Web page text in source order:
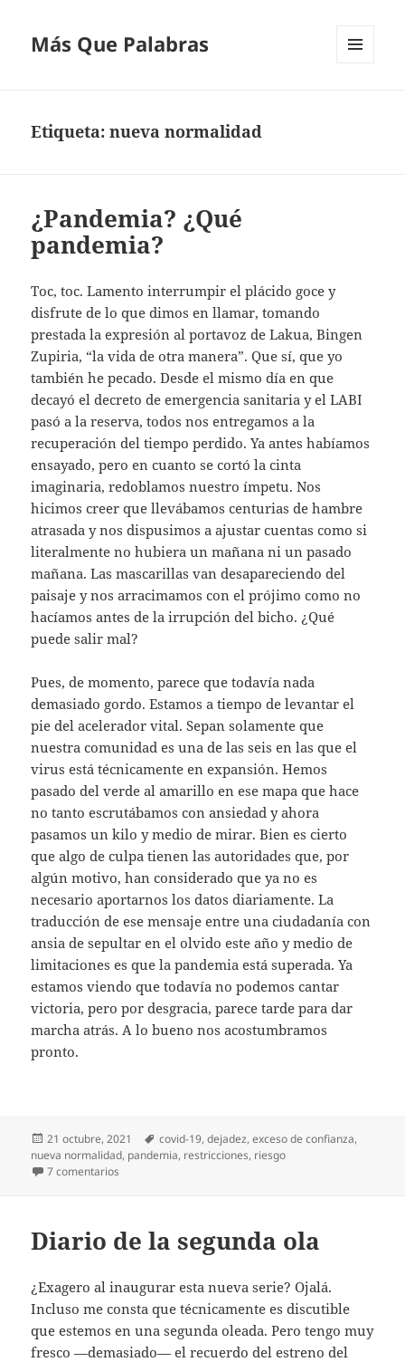
Más Que Palabras
Etiqueta:nueva normalidad
¿Pandemia? ¿Qué
pandemia?
Toc, toc. Lamento interrumpir el plácido goce y
disfrute de lo que dimos en llamar, tomando
prestada la expresión al portavoz de Lakua, Bingen
Zupiria, “la vida de otra manera”. Que sí, que yo
también he pecado. Desde el mismo día en que
decayó el decreto de emergencia sanitaria y el LABI
pasó a la reserva, todos nos entregamos a la
recuperación del tiempo perdido. Ya antes habíamos
ensayado, pero en cuanto se cortó la cinta
imaginaria, redoblamos nuestro ímpetu. Nos
hicimos creer que llevábamos centurias de hambre
atrasada y nos dispusimos a ajustar cuentas como si
literalmente no hubiera un mañana ni un pasado
mañana. Las mascarillas van desapareciendo del
paisaje y nos arracimamos con el prójimo como no
hacíamos antes de la irrupción del bicho. ¿Qué
puede salir mal?
Pues, de momento, parece que todavía nada
demasiado gordo. Estamos a tiempo de levantar el
pie del acelerador vital. Sepan solamente que
nuestra comunidad es una de las seis en las que el
virus está técnicamente en expansión. Hemos
pasado del verde al amarillo en ese mapa que hace
no tanto escrutábamos con ansiedad y ahora
pasamos un kilo y medio de mirar. Bien es cierto
que algo de culpa tienen las autoridades que, por
algún motivo, han considerado que ya no es
necesario aportarnos los datos diariamente. La
traducción de ese mensaje entre una ciudadanía con
ansia de sepultar en el olvido este año y medio de
limitaciones es que la pandemia está superada. Ya
estamos viendo que todavía no podemos cantar
victoria, pero por desgracia, parece tarde para dar
marcha atrás. A lo bueno nos acostumbramos
pronto.
Publicado
el
21 octubre, 2021 Etiquetas
covid-19,dejadez,exceso de confianza,
nueva normalidad, pandemia, restricciones, riesgo
7 comentarios
Diario de la segunda ola
¿Exagero al inaugurar esta nueva serie? Ojalá.
Incluso me consta que técnicamente es discutible
que estemos en una segunda oleada. Pero tengo muy
fresco —demasiado— el recuerdo del estreno del